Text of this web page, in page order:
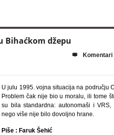
Bihaćkom džepu
 Komentari
U julu 1995. vojna situacija na području
Problem čak nije bio u moralu, ili tome
su bila standardna: autonomaši i
nego više nije bilo dovoljno hrane.
Piše : Faruk Šehić